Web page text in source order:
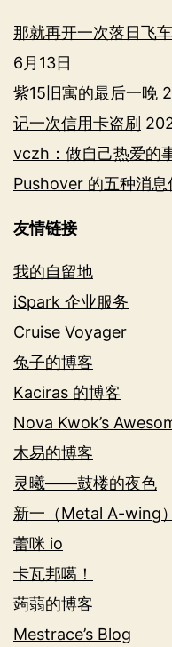
那就再开一次落日飞
6月13日
紫15旧寓的最后一晚
记一次信用卡盗刷
vczh：做自己热爱的
Pushover 的五种消息
友情链接
我的自留地
iSpark 企业服务
Cruise Voyager
兔子的博客
Kaciras 的博客
Nova Kwok’s
木易的博客
灵曦——鼓楼的夜色
新一（Metal A-wing）
蕾咪 io
卡瓦邦噶！
蒟蒻的博客
Mestrace’s Blog